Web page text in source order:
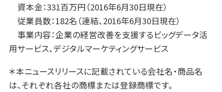
資本金：331百万円（2016年6月30日現在）
従業員数：182名（連結、2016年6月30日現在）
事業内容：企業の経営改善を支援するビッグデータ活
用サービス、デジタルマーケティングサービス
＊本ニュースリリースに記載されている会社名・商品名
は、それぞれ各社の商標または登録商標です。